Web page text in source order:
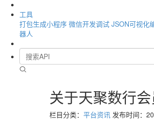
工具
打包生成小程序 微信开发调试 JSON可视化
器人
关于天聚数行
栏目分类： 平台资讯 发布时间：